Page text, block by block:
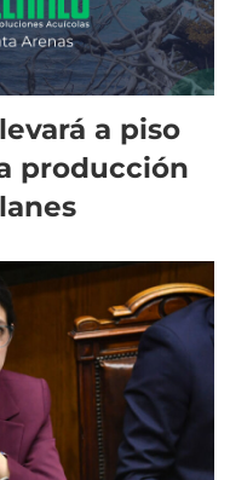
a piso
producción